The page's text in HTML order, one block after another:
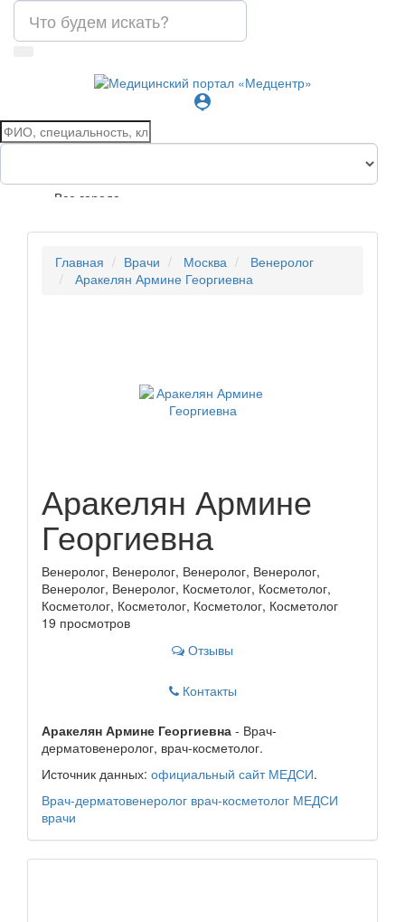
person_pin
Все города
Главная Врачи Москва
Венеролог
Аракелян Армине Георгиевна
Аракелян Армине
Георгиевна
Венеролог, Венеролог, Венеролог, Венеролог,
Венеролог, Венеролог, Косметолог, Косметолог,
Косметолог, Косметолог, Косметолог, Косметолог
19 просмотров
Отзывы
Контакты
Аракелян Армине Георгиевна - Врач-
дерматовенеролог, врач-косметолог.
Источник данных: официальный сайт МЕДСИ.
Врач-дерматовенеролог врач-косметолог МЕДСИ
врачи